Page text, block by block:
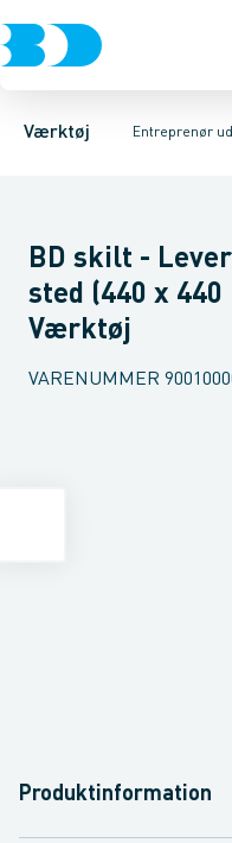
Værktøj Entreprenør
Akku- & elværktøj
Afspærrings- &
HegnLys Kæder & Bånd
BD skilt -
sted (440 x 440
Værktøj
VARENUMMER
Produktinformation